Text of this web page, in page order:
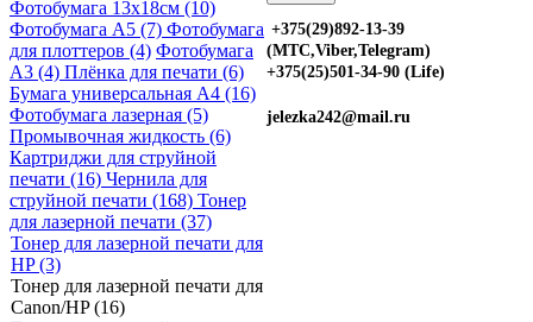
Фотобумага 13х18см (10)
Фотобумага A5 (7) Фотобумага
для плоттеров (4) Фотобумага
A3 (4) Плёнка для печати (6)
Бумага универсальная A4 (16)
Фотобумага лазерная (5)
Промывочная жидкость (6)
Картриджи для струйной
печати (16) Чернила для
струйной печати (168) Тонер
для лазерной печати (37)
Тонер для лазерной печати для
HP (3)
Тонер для лазерной печати для
Canon/HP (16)
+375(29)892-13-39
(МТС,Viber,Telegram)
+375(25)501-34-90 (Life)
jelezka242@mail.ru